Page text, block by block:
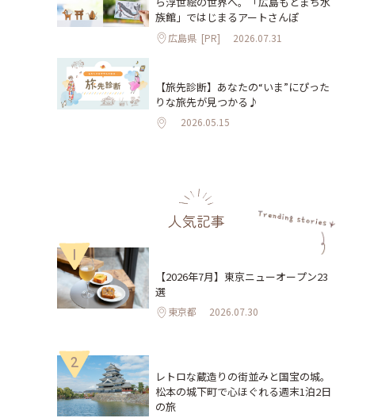
族館」ではじまるアートさんぽ
広島県 [PR] 2026.07.31
【旅先診断】あなたの“いま”にぴった
りな旅先が見つかる♪
2026.05.15
人気記事
1
【2026年7月】東京ニューオープン23
選
東京都 2026.07.30
2
レトロな蔵造りの街並みと国宝の城。
松本の城下町で心ほぐれる週末1泊2日
の旅